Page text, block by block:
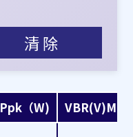
9.55
9.83
10.40
清 除
Ppk（W) VBR(V)Min